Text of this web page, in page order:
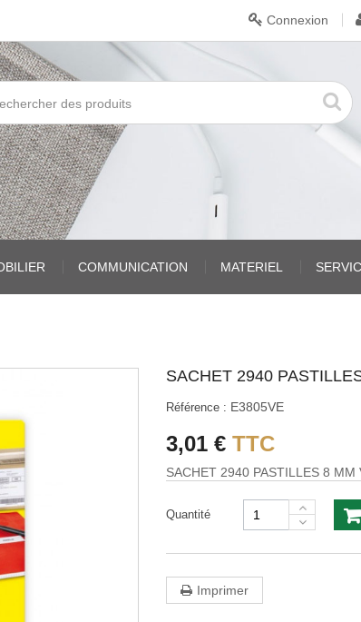
Connexion
COMMUNICATION MATERIEL
SACHET 2940
Référence : E3805VE
3,01 € TTC
SACHET 2940 PASTILLES 8 MM
Quantité
Imprimer